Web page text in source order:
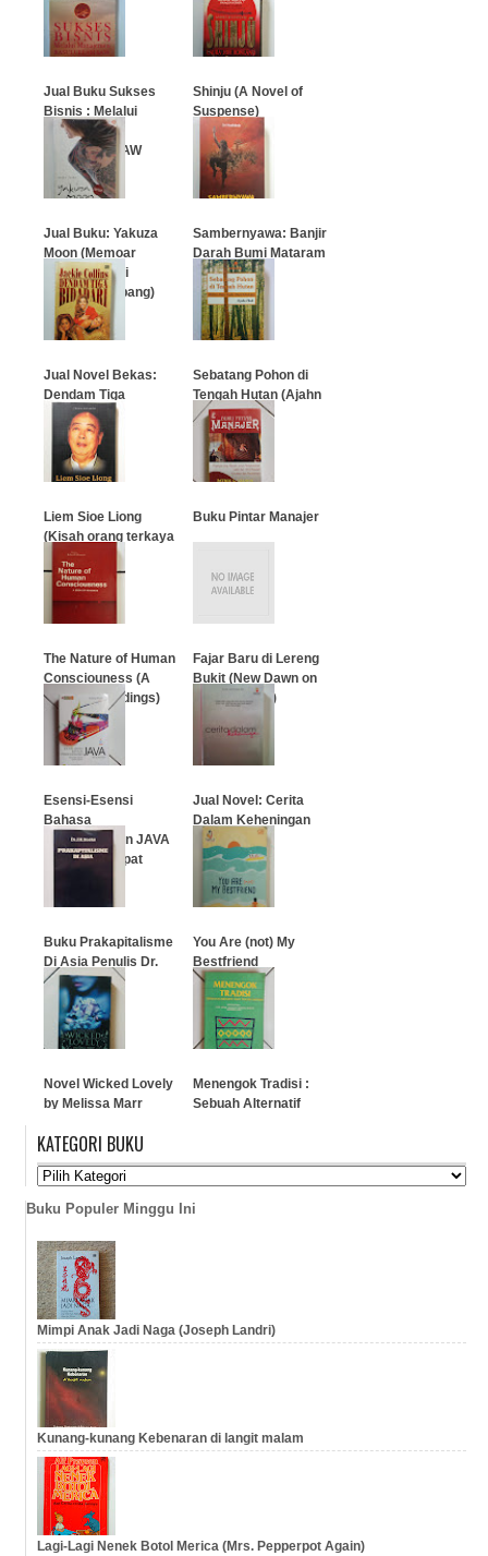
Jual Buku Sukses
Bisnis : Melalui
Manajemen
Rasullulah SAW
Shinju (A Novel of
Suspense)
…
Jual Buku: Yakuza
Moon (Memoar
Seorang Putri
Gangster Jepang)
…
Sambernyawa: Banjir
Darah Bumi Mataram
…
Jual Novel Bekas:
Dendam Tiga
Bidadari
Sebatang Pohon di
Tengah Hutan (Ajahn
Chah)
Liem Sioe Liong
(Kisah orang terkaya
di Indonesia)
Buku Pintar Manajer
The Nature of Human
Consciouness (A
Book Of Readings)
Fajar Baru di Lereng
Bukit (New Dawn on
Rocky Ridge)
Esensi-Esensi
Bahasa
Pemrograman JAVA
Revisi Keempat
Jual Novel: Cerita
Dalam Keheningan
…
Buku Prakapitalisme
Di Asia Penulis Dr.
J.H. Boeke
You Are (not) My
Bestfriend
…
Novel Wicked Lovely
by Melissa Marr
…
Menengok Tradisi :
Sebuah Alternatif
…
KATEGORI BUKU
Buku Populer Minggu Ini
Mimpi Anak Jadi Naga (Joseph Landri)
Kunang-kunang Kebenaran di langit malam
Lagi-Lagi Nenek Botol Merica (Mrs. Pepperpot Again)